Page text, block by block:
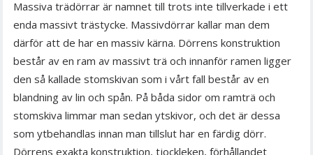
Massiva trädörrar är namnet till trots inte tillverkade i ett
enda massivt trästycke. Massivdörrar kallar man dem
därför att de har en massiv kärna. Dörrens konstruktion
består av en ram av massivt trä och innanför ramen ligger
den så kallade stomskivan som i vårt fall består av en
blandning av lin och spån. På båda sidor om ramträ och
stomskiva limmar man sedan ytskivor, och det är dessa
som ytbehandlas innan man tillslut har en färdig dörr.
Dörrens exakta konstruktion, tjockleken, förhållandet